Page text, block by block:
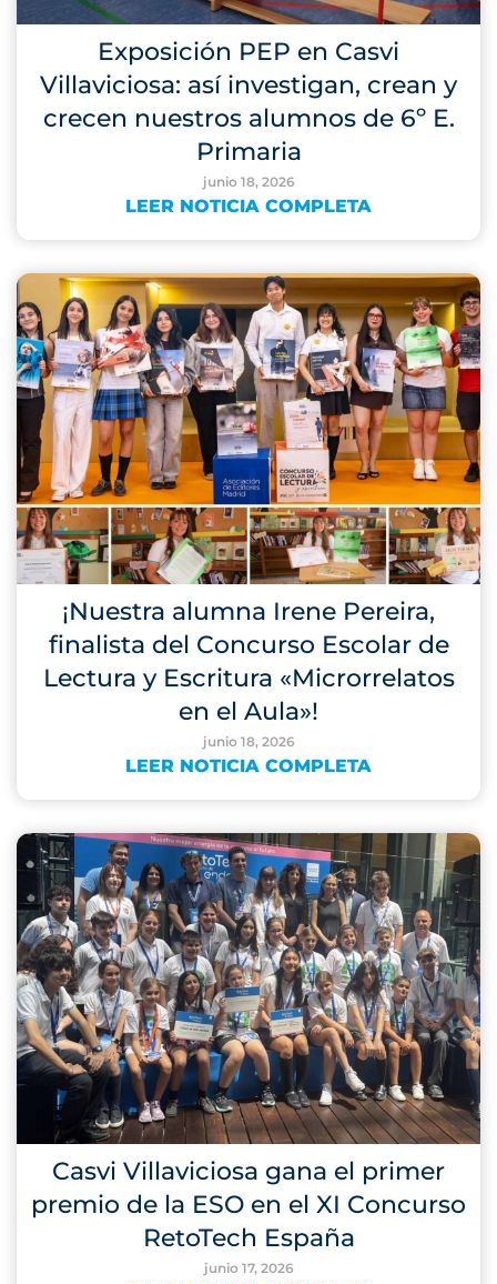
Exposición PEP en Casvi
Villaviciosa: así investigan, crean y
crecen nuestros alumnos de 6º E.
Primaria
junio 18, 2026
LEER NOTICIA COMPLETA
¡Nuestra alumna Irene Pereira,
finalista del Concurso Escolar de
Lectura y Escritura «Microrrelatos
en el Aula»!
junio 18, 2026
LEER NOTICIA COMPLETA
Casvi Villaviciosa gana el primer
premio de la ESO en el XI Concurso
RetoTech España
junio 17, 2026